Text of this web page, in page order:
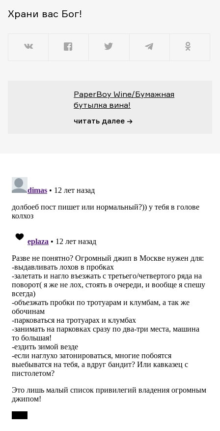
Храни вас Бог!
PaperBoy Wine/Бумажная
бутылка вина!
читать далее →